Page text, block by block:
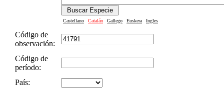
Castellano Catalán Gallego Euskera Ingles
Código de
observación:
Código de
período:
País: